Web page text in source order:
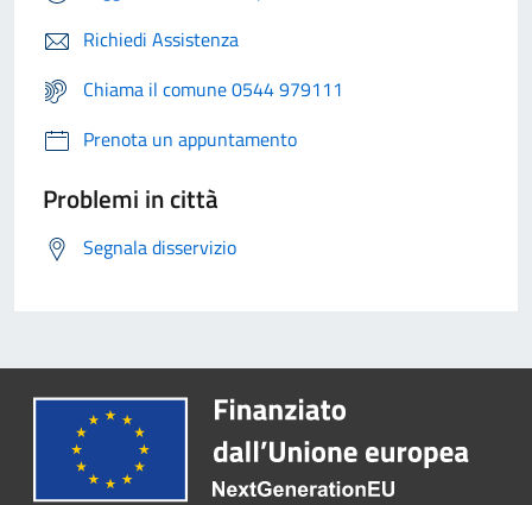
Richiedi Assistenza
Chiama il comune 0544 979111
Prenota un appuntamento
Problemi in città
Segnala disservizio